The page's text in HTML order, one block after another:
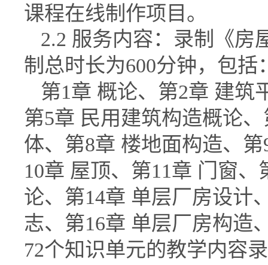
课程在线制作项目。
2.2 服务内容：录制《房
制总时长为600分钟，包括
第1章 概论、第2章 建筑
第5章 民用建筑构造概论、
体、第8章 楼地面构造、第
10章 屋顶、第11章 门窗、
论、第14章 单层厂房设计
志、第16章 单层厂房构造
72个知识单元的教学内容